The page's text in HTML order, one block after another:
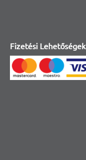
Fizetési Lehetőségek